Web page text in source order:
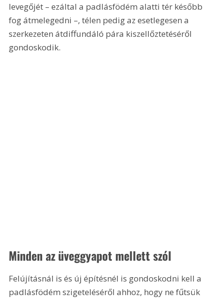
levegőjét – ezáltal a padlásfödém alatti tér később
fog átmelegedni –, télen pedig az esetlegesen a
szerkezeten átdiffundáló pára kiszellőztetéséről
gondoskodik.
Minden az üveggyapot mellett szól
Felújításnál is és új építésnél is gondoskodni kell a
padlásfödém szigeteléséről ahhoz, hogy ne fűtsük